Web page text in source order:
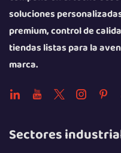
soluciones
premium, control de
tiendas listas para la
marca.
Sectores